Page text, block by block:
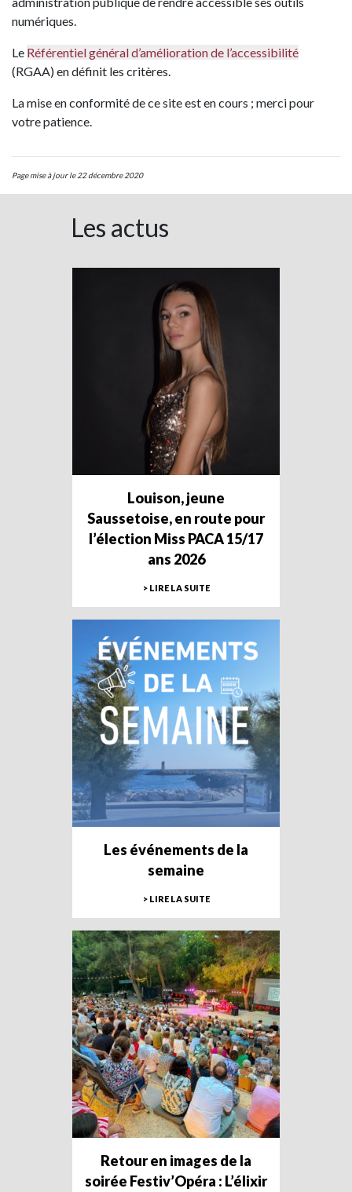
numériques.
Le Référentiel général d’amélioration de l’accessibilité
(RGAA) en définit les critères.
La mise en conformité de ce site est en cours ; merci pour
votre patience.
Page mise à jour le 22 décembre 2020
Les actus
Louison, jeune
Saussetoise, en route pour
l’élection Miss PACA 15/17
ans 2026
> LIRE LA SUITE
Les événements de la
semaine
> LIRE LA SUITE
Retour en images de la
soirée Festiv’Opéra : L’élixir